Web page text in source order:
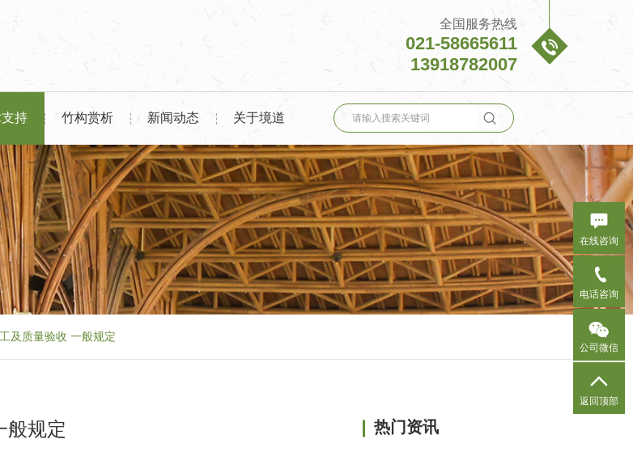
全国服务热线
021-58665611
13918782007

持 竹构赏析 新闻动态 关于境道 
及质量验收 一般规定
般规定 热门资讯

在线咨询

电话咨询

公司微信

返回顶部